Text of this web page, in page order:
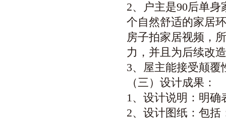
2、户主是90后单
个自然舒适的家居
房子拍家居视频，
力，并且为后续改
3、屋主能接受颠
（三）设计成果：
1、设计说明：明
2、设计图纸：包